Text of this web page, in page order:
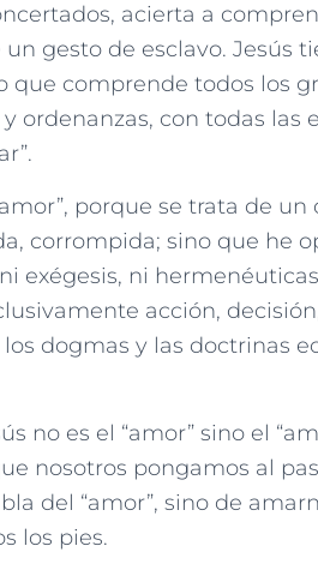
acierta a
gesto de esclavo. Jesús
que comprende todos los
ordenanzas, con todas las
porque se trata de un
corrompida; sino que he
exégesis, ni
acción,
dogmas y las doctrinas
no es el “amor” sino el
nosotros pongamos al
del “amor”, sino de
los pies.